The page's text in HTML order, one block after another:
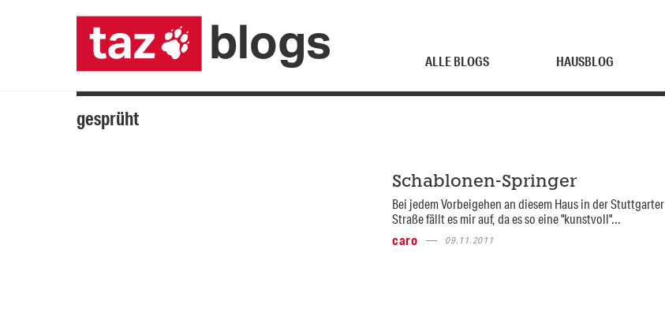
ALLE BLOGS HAUSBLOG
gesprüht
Schablonen-Springer
Bei jedem Vorbeigehen an diesem Haus in der Stuttgarter
Straße fällt es mir auf, da es so eine "kunstvoll"...
caro
09.11.2011